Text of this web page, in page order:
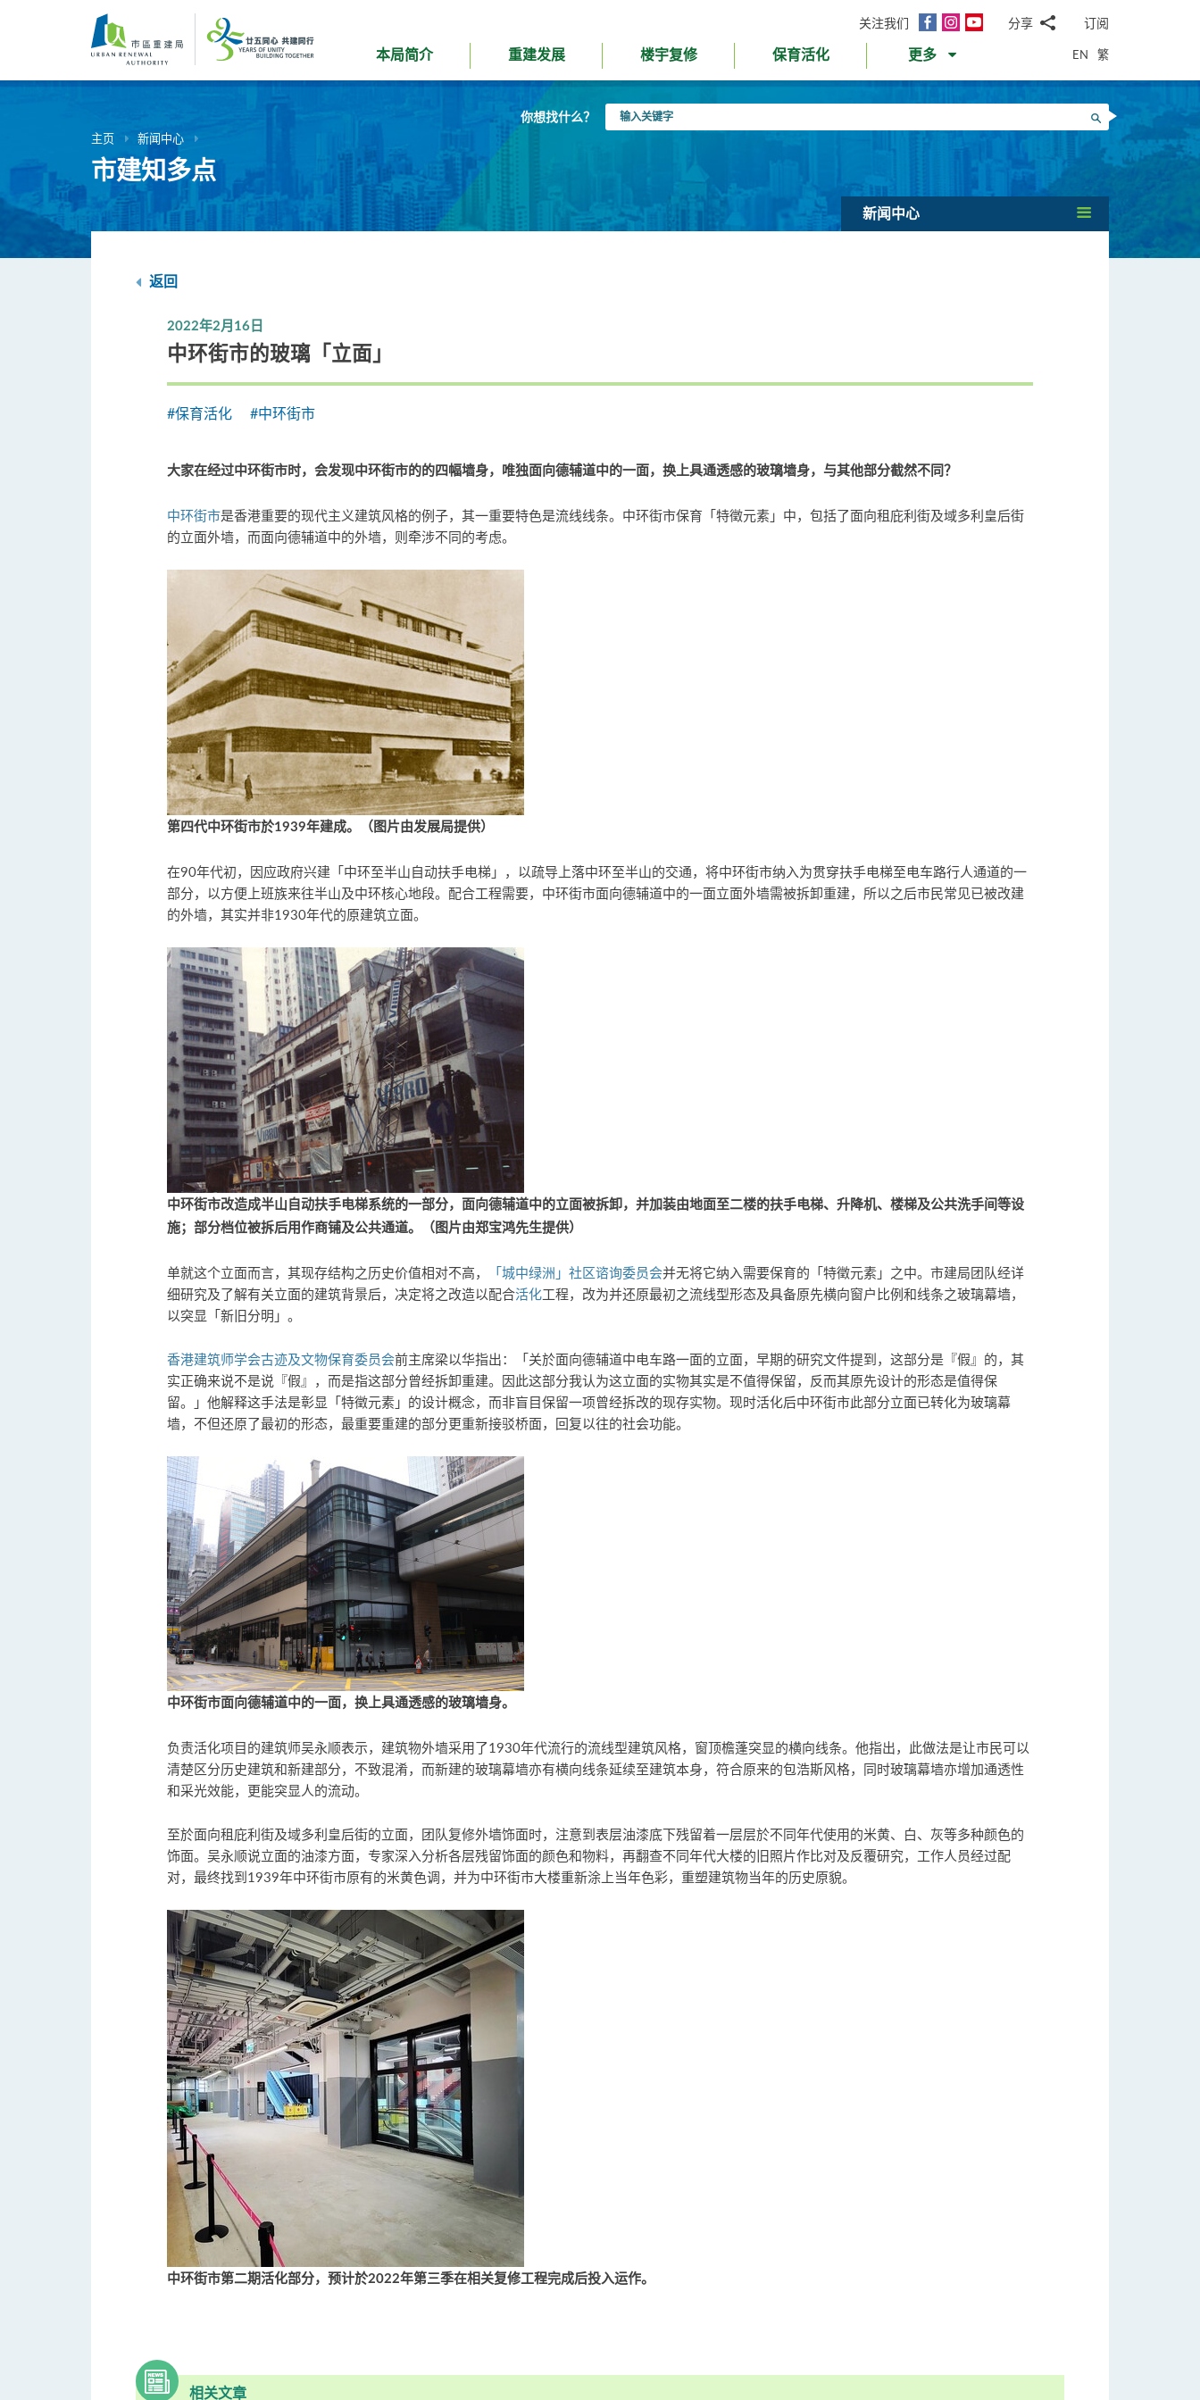
内
关注我们
面
InstagramYouTube分享
邮WhatsApp
微
信
面
书Twitter
LinkedIn
微
订阅
本局简介 重建发展 楼宇复修 保育活化 更多 EN 繁
你想找什么？
入
搜寻
主页 新闻中心
市建知多点
新闻中心
返回
2022年2月16日
中环街市的玻璃「立面」
#保育活化 #中环街市
大家在经过中环街市时，会发现中环街市的的四幅墙身，唯独面向德辅道中的一面，换上具通透感的玻璃墙身，与其他部分截然不同？
中环街市是香港重要的现代主义建筑风格的例子，其一重要特色是流线线条。中环街市保育「特徵元素」中，包括了面向租庇利街及域多利皇后街
的立面外墙，而面向德辅道中的外墙，则牵涉不同的考虑。
第四代中环街市於1939年建成。（图片由发展局提供）
在90年代初，因应政府兴建「中环至半山自动扶手电梯」，以疏导上落中环至半山的交通，将中环街市纳入为贯穿扶手电梯至电车路行人通道的一
部分，以方便上班族来往半山及中环核心地段。配合工程需要，中环街市面向德辅道中的一面立面外墙需被拆卸重建，所以之后市民常见已被改建
的外墙，其实并非1930年代的原建筑立面。
中环街市改造成半山自动扶手电梯系统的一部分，面向德辅道中的立面被拆卸，并加装由地面至二楼的扶手电梯、升降机、楼梯及公共洗手间等设
施；部分档位被拆后用作商铺及公共通道。（图片由郑宝鸿先生提供）
单就这个立面而言，其现存结构之历史价值相对不高， 「城中绿洲」社区谘询委员会并无将它纳入需要保育的「特徵元素」之中。市建局团队经详
细研究及了解有关立面的建筑背景后，决定将之改造以配合活化工程，改为并还原最初之流线型形态及具备原先横向窗户比例和线条之玻璃幕墙，
以突显「新旧分明」。
香港建筑师学会古迹及文物保育委员会前主席梁以华指出：「关於面向德辅道中电车路一面的立面，早期的研究文件提到，这部分是『假』的，其
实正确来说不是说『假』，而是指这部分曾经拆卸重建。因此这部分我认为这立面的实物其实是不值得保留，反而其原先设计的形态是值得保
留。」他解释这手法是彰显「特徵元素」的设计概念，而非盲目保留一项曾经拆改的现存实物。现时活化后中环街市此部分立面已转化为玻璃幕
墙，不但还原了最初的形态，最重要重建的部分更重新接驳桥面，回复以往的社会功能。
中环街市面向德辅道中的一面，换上具通透感的玻璃墙身。
负责活化项目的建筑师吴永顺表示，建筑物外墙采用了1930年代流行的流线型建筑风格，窗顶檐蓬突显的横向线条。他指出，此做法是让市民可以
清楚区分历史建筑和新建部分，不致混淆，而新建的玻璃幕墙亦有横向线条延续至建筑本身，符合原来的包浩斯风格，同时玻璃幕墙亦增加通透性
和采光效能，更能突显人的流动。
至於面向租庇利街及域多利皇后街的立面，团队复修外墙饰面时，注意到表层油漆底下残留着一层层於不同年代使用的米黄、白、灰等多种颜色的
饰面。吴永顺说立面的油漆方面，专家深入分析各层残留饰面的颜色和物料，再翻查不同年代大楼的旧照片作比对及反覆研究，工作人员经过配
对，最终找到1939年中环街市原有的米黄色调，并为中环街市大楼重新涂上当年色彩，重塑建筑物当年的历史原貌。
中环街市第二期活化部分，预计於2022年第三季在相关复修工程完成后投入运作。
相关文章